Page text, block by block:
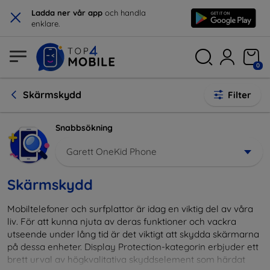
× Ladda ner vår app och handla
enklare.
0
Skärmskydd Filter
Snabbsökning
Garett OneKid Phone
Skärmskydd
Mobiltelefoner och surfplattor är idag en viktig del av våra
liv. För att kunna njuta av deras funktioner och vackra
utseende under lång tid är det viktigt att skydda skärmarna
på dessa enheter. Display Protection-kategorin erbjuder ett
brett urval av högkvalitativa skyddselement som härdat